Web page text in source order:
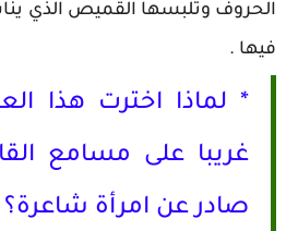
الحروف وتلبسها القميص الذي
فيها .
* لماذا اخترت هذا
غريبا على مسامع
صادر عن امرأة شاعرة؟